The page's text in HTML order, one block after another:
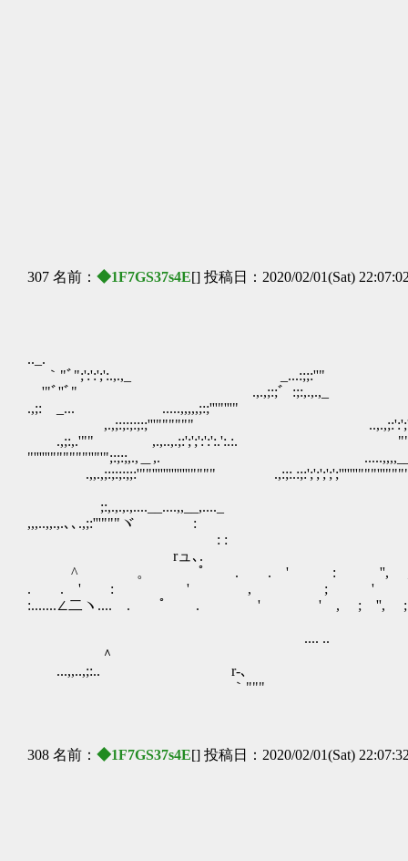
307 名前： ◆1F7GS37s4E[] 投稿日：2020/02/01(Sat)
.._.
｀"ﾞ";':':';':.,.,_
'"ﾞ''ﾞ" .,.,;:;゛:;:,.,.,_
.,;: _... .....,,,,,;:;'''"'''"
,.,;:;:;:;:;'''""""""
.,;:,.'"" ,.,..,.;:';';':':':.':.:.
"''''''""""""''"'";:;:;,.,＿,.
.,,.,;:;:;:;;:'""''''''''''''''""""
,,,..,,.,.､､.,;:'''"""ヾ :
: :
rュ､. . . ..
^ 。 ﾟ . . ' : '', ;
. . ' : ' , ;
:.......∠二ヽ.... . ﾟ . ' ' , ;
.... .. ／ヽ
＾ / ..:::'l ::.:
...,,..,;:.. r‐､ '"'"''"'
｀"""
308 名前： ◆1F7GS37s4E[] 投稿日：2020/02/01(Sat)